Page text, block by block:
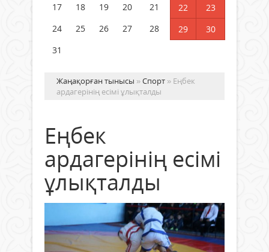
17
18 19 20 21 22
23
24
25 26 27 28 29
30
31
Жаңақорған тынысы »Спорт » Еңбек
ардагерінің есімі ұлықталды
Еңбек
ардагерінің есімі
ұлықталды